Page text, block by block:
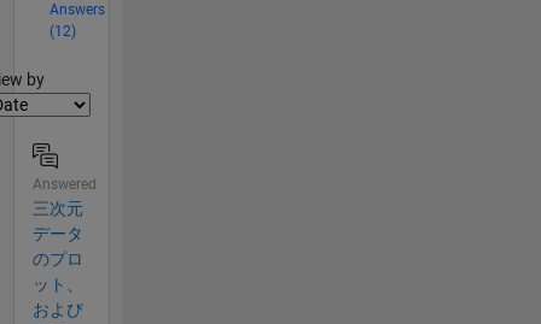
Answers
(12)
by
Answered
三次元
データ
のプロ
ット、
および